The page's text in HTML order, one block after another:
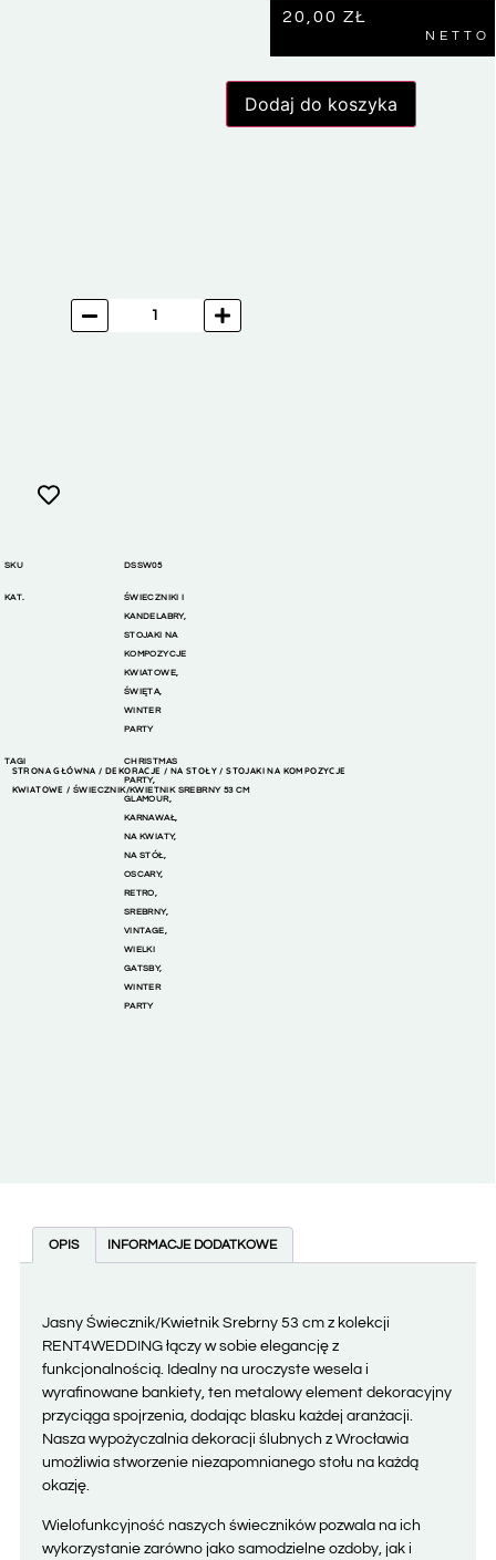
20,00 ZŁ
NETTO
Dodaj do koszyka
SKU DSSW05
KAT.
ŚWIECZNIKI I
KANDELABRY,
STOJAKI NA
KOMPOZYCJE
KWIATOWE,
ŚWIĘTA
WINTER
PARTY
TAGI
CHRISTMAS
PARTY,
GLAMOUR,
KARNAWAŁ
NA KWIATY,
NA STÓŁ
OSCARY,
RETRO
SREBRNY,
VINTAGE
WIELKI
GATSBY,
WINTER
PARTY
STRONA GŁÓWNA /DEKORACJE / NA STOŁY /STOJAKI NA KOMPOZYCJE
KWIATOWE / ŚWIECZNIK/KWIETNIK SREBRNY 53 CM
OPIS INFORMACJE DODATKOWE
Jasny Świecznik/Kwietnik Srebrny 53 cm z kolekcji
RENT4WEDDING łączy w sobie elegancję z
funkcjonalnością. Idealny na uroczyste wesela i
wyrafinowane bankiety, ten metalowy element dekoracyjny
przyciąga spojrzenia, dodając blasku każdej aranżacji.
Nasza wypożyczalnia dekoracji ślubnych z Wrocławia
umożliwia stworzenie niezapomnianego stołu na każdą
okazję.
Wielofunkcyjność naszych świeczników pozwala na ich
wykorzystanie zarówno jako samodzielne ozdoby, jak i